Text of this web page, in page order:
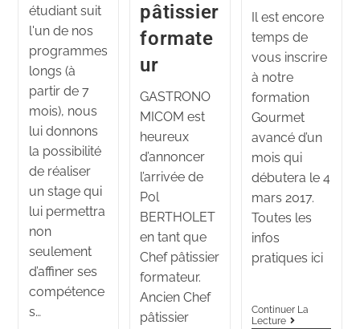
étudiant suit
l'un de nos
programmes
longs (à
partir de 7
mois), nous
lui donnons
la possibilité
de réaliser
un stage qui
lui permettra
non
seulement
d’affiner ses
compétence
s…
pâtissier
formate
ur
GASTRONO
MICOM est
heureux
d’annoncer
l’arrivée de
Pol
BERTHOLET
en tant que
Chef pâtissier
formateur.
Ancien Chef
pâtissier
Il est encore
temps de
vous inscrire
à notre
formation
Gourmet
avancé d’un
mois qui
débutera le 4
mars 2017.
Toutes les
infos
pratiques ici
Continuer La
Lecture